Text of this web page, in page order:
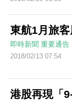
東航1月旅
即時新聞 重要通告
2018/02/13 07:54
港股再現「